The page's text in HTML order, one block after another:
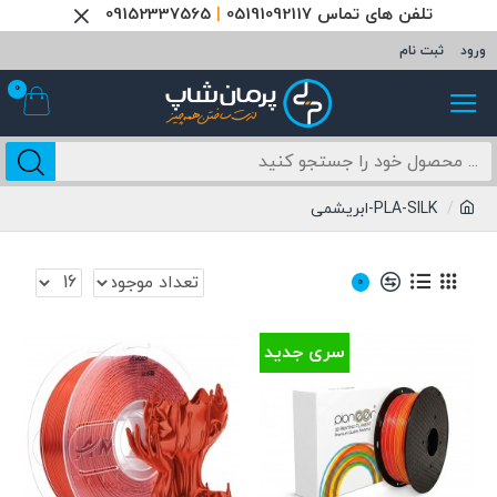
تلفن های تماس 05191092117 09152337565
ورود ثبت نام
0
PLA-SILK-ابریشمی
0
سری جدید